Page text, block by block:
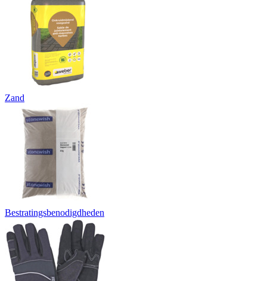
Zand
Bestratingsbenodigdheden